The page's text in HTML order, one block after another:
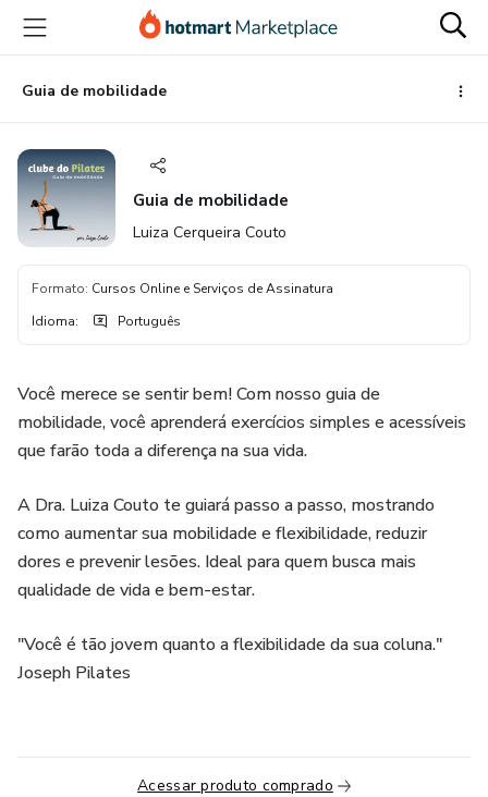
para
conteúdo
principal
para
pagamento
para
rodapé
Guia de mobilidade
Guia de mobilidade
Luiza Cerqueira Couto
Formato: Cursos Online e Serviços de Assinatura
Idioma: Português
Você merece se sentir bem! Com nosso guia de
mobilidade, você aprenderá exercícios simples e acessíveis
que farão toda a diferença na sua vida.
A Dra. Luiza Couto te guiará passo a passo, mostrando
como aumentar sua mobilidade e flexibilidade, reduzir
dores e prevenir lesões. Ideal para quem busca mais
qualidade de vida e bem-estar.
"Você é tão jovem quanto a flexibilidade da sua coluna."
Joseph Pilates
Acessar produto comprado